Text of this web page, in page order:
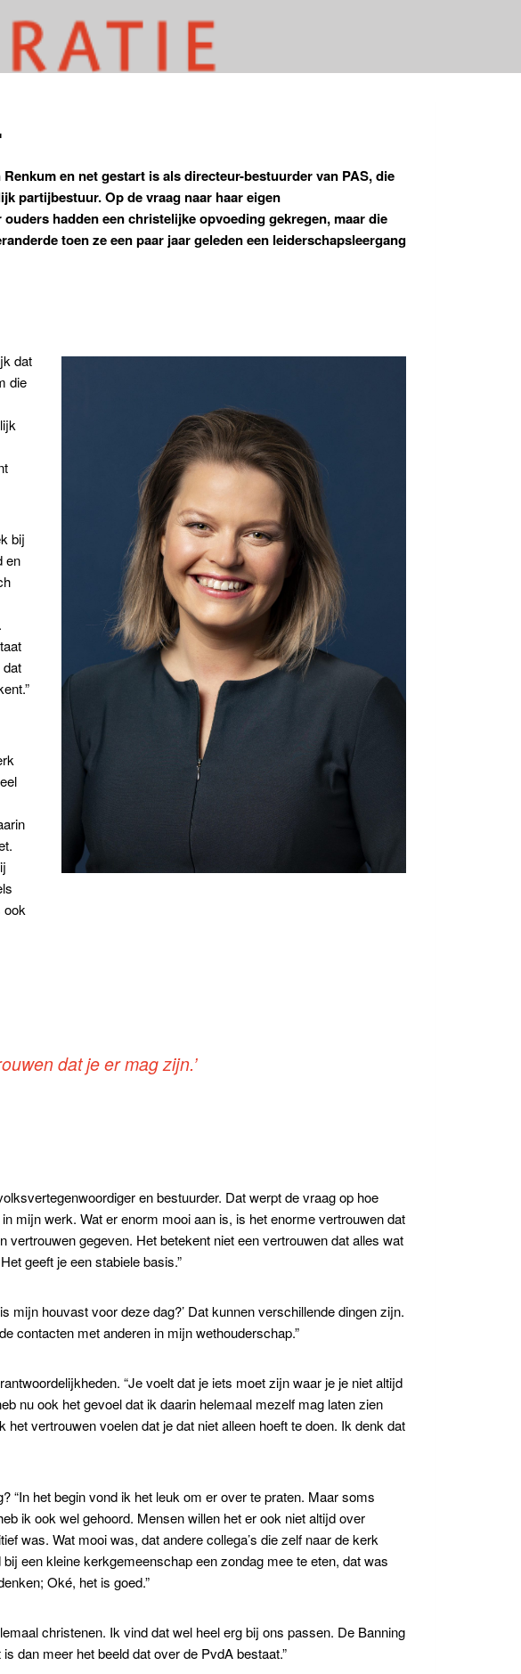
en net gestart is als directeur-bestuurder van PAS, die
partijbestuur. Op de vraag naar haar eigen
hadden een christelijke opvoeding gekregen, maar die
toen ze een paar jaar geleden een leiderschapsleergang
dat
die
bij
en
ook
dat je er mag zijn.’
en bestuurder. Dat werpt de vraag op hoe
mijn werk. Wat er enorm mooi aan is, is het enorme vertrouwen dat
gegeven. Het betekent niet een vertrouwen dat alles wat
geeft je een stabiele basis.”
mijn houvast voor deze dag?’ Dat kunnen verschillende dingen zijn.
contacten met anderen in mijn wethouderschap.”
“Je voelt dat je iets moet zijn waar je je niet altijd
nu ook het gevoel dat ik daarin helemaal mezelf mag laten zien
vertrouwen voelen dat je dat niet alleen hoeft te doen. Ik denk dat
“In het begin vond ik het leuk om er over te praten. Maar soms
ik ook wel gehoord. Mensen willen het er ook niet altijd over
was. Wat mooi was, dat andere collega’s die zelf naar de kerk
een kleine kerkgemeenschap een zondag mee te eten, dat was
Oké, het is goed.”
christenen. Ik vind dat wel heel erg bij ons passen. De Banning
dan meer het beeld dat over de PvdA bestaat.”